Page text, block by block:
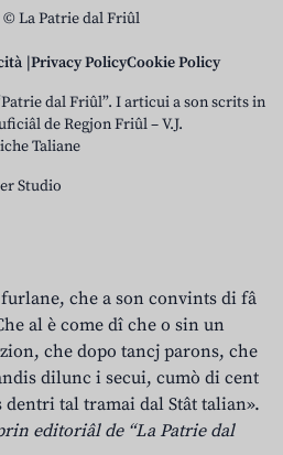
La Patrie dal Friûl
Privacy PolicyCookie Policy
dal Friûl”. I articui a son scrits in
de Regjon Friûl – V.J.
Taliane
Studio
che a son convints di fâ
al è come dî che o sin un
che dopo tancj parons, che
dilunc i secui, cumò di cent
dentri tal tramai dal Stât talian».
editoriâl de “La Patrie dal